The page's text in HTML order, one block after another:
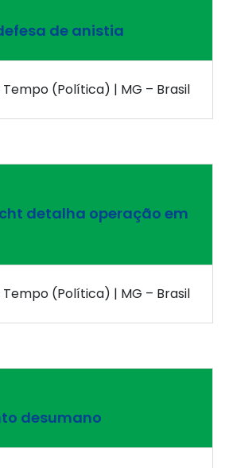
de anistia
Tempo (Política) | MG – Brasil
detalha operação em
Tempo (Política) | MG – Brasil
desumano